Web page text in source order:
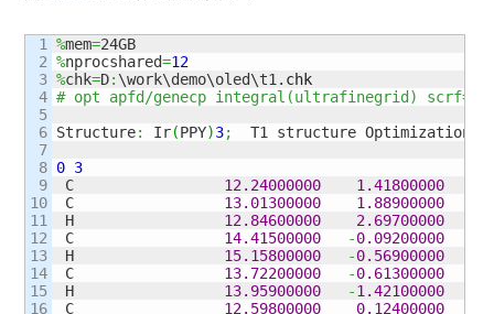
1
2
3
4
5
6
7
8
9
10
11
12
13
14
15
16
%mem=
%nprocshared=12
%chk=D: \work\demo\oled\t1. chk
# opt apfd/genecp integral(ultrafinegrid)
Structure: Ir(PPY)3;
  T1 structure Optimization
0 3
C 12.24000000 1.41800000
C 13.01300000 1.88900000
H 12.84600000 2.69700000
C 14.41500000 -0.09200000
H 15.15800000 -0.56900000
C 13.72200000 -0.61300000
H 13.95900000 -1.42100000
C 12.59800000 0.12400000